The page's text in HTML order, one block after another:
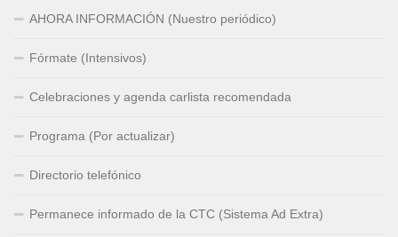
AHORA INFORMACIÓN (Nuestro periódico)
Fórmate (Intensivos)
Celebraciones y agenda carlista recomendada
Programa (Por actualizar)
Directorio telefónico
Permanece informado de la CTC (Sistema Ad Extra)